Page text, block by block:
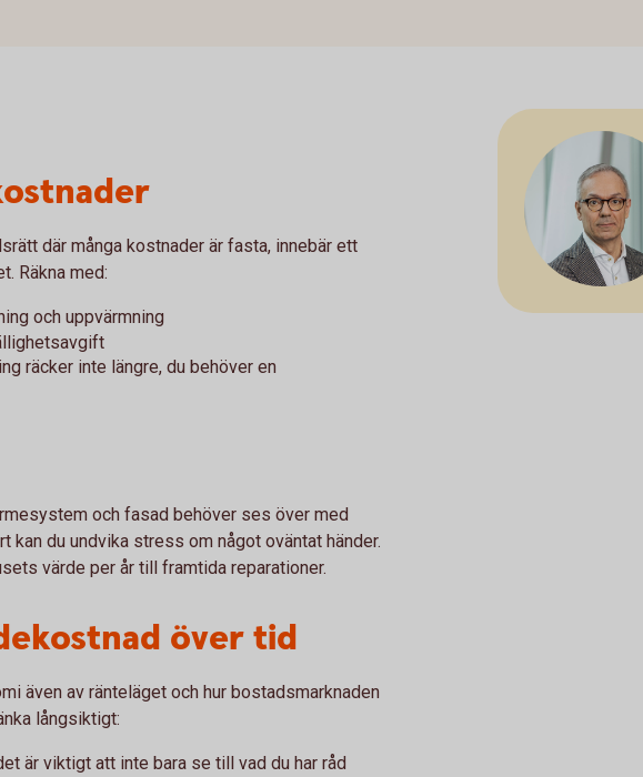
där många kostnader är fasta, innebär ett
Räkna med:
och uppvärmning
räcker inte längre, du behöver en
och fasad behöver ses över med
kan du undvika stress om något oväntat händer.
värde per år till framtida reparationer.
över tid
även av ränteläget och hur bostadsmarknaden
långsiktigt:
är viktigt att inte bara se till vad du har råd